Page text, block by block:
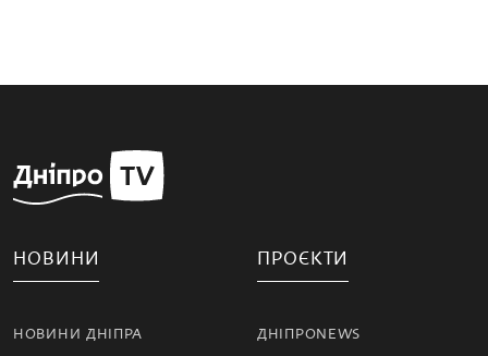
НОВИНИ
НОВИНИ ДНІПРА
ПРОЄКТИ
ДНІПРОNEWS